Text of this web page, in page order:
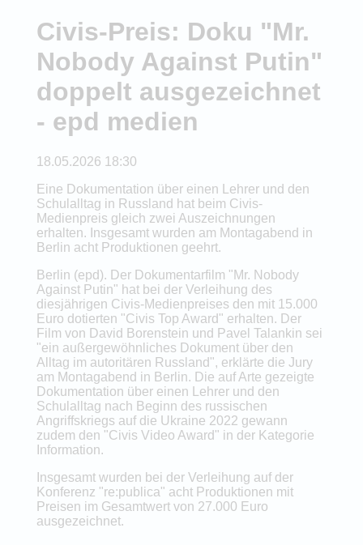
Civis-Preis: Doku "Mr.
Nobody Against Putin"
doppelt ausgezeichnet
- epd medien
18.05.2026 18:30
Eine Dokumentation über einen Lehrer und den
Schulalltag in Russland hat beim Civis-
Medienpreis gleich zwei Auszeichnungen
erhalten. Insgesamt wurden am Montagabend in
Berlin acht Produktionen geehrt.
Berlin (epd). Der Dokumentarfilm "Mr. Nobody
Against Putin" hat bei der Verleihung des
diesjährigen Civis-Medienpreises den mit 15.000
Euro dotierten "Civis Top Award" erhalten. Der
Film von David Borenstein und Pavel Talankin sei
"ein außergewöhnliches Dokument über den
Alltag im autoritären Russland", erklärte die Jury
am Montagabend in Berlin. Die auf Arte gezeigte
Dokumentation über einen Lehrer und den
Schulalltag nach Beginn des russischen
Angriffskriegs auf die Ukraine 2022 gewann
zudem den "Civis Video Award" in der Kategorie
Information.
Insgesamt wurden bei der Verleihung auf der
Konferenz "re:publica" acht Produktionen mit
Preisen im Gesamtwert von 27.000 Euro
ausgezeichnet.